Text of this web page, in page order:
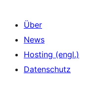
Über
News
Hosting (engl.)
Datenschutz